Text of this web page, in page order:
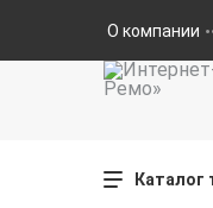
О компании
Каталог